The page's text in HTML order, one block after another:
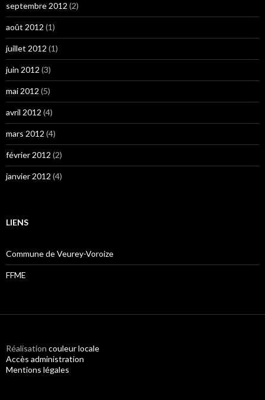
septembre 2012 (2)
août 2012 (1)
juillet 2012 (1)
juin 2012 (3)
mai 2012 (5)
avril 2012 (4)
mars 2012 (4)
février 2012 (2)
janvier 2012 (4)
LIENS
Commune de Veurey-Voroize
FFME
Réalisation couleur locale
Accès administration
Mentions légales